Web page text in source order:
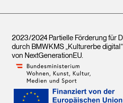
2023/2024 Partielle Förderung für
durch BMWKMS „Kulturerbe
von NextGenerationEU.